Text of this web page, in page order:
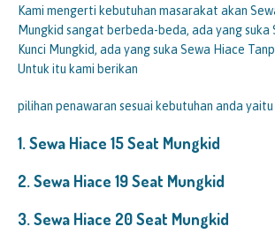
Kami mengerti kebutuhan masarakat akan
Mungkid sangat berbeda-beda, ada yang suka
Kunci Mungkid, ada yang suka Sewa Hiace
Untuk itu kami berikan
pilihan penawaran sesuai kebutuhan anda yaitu
1.Sewa Hiace 15 Seat Mungkid
2.Sewa Hiace 19 Seat Mungkid
3.Sewa Hiace 20 Seat Mungkid